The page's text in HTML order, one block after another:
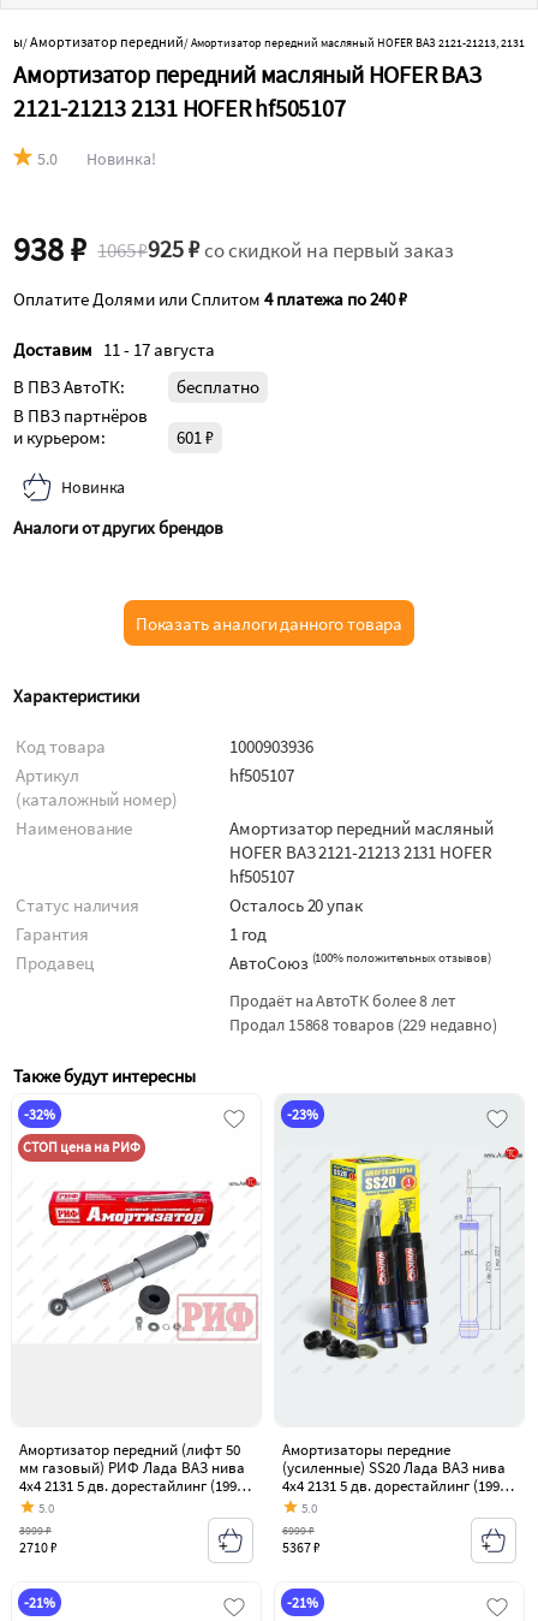
/Амортизатор передний/Амортизатор передний масляный HOFER ВАЗ 2121-21213, 2131
Амортизатор передний масляный HOFER ВАЗ
2121-21213 2131 HOFER hf505107
5.0 Новинка!
938 ₽ 1065 ₽925 ₽со скидкой на первый заказ
Оплатите Долями или Сплитом4 платежа по 240 ₽
Доставим 11 - 17 августа
В ПВЗ АвтоТК:
бесплатно
В ПВЗ партнёров
и курьером:
601 ₽
Новинка
Аналоги от других брендов
Показать аналоги данного товара
Характеристики
Код товара
1000903936
Артикул
(каталожный номер)
hf505107
Наименование
Амортизатор передний масляный
HOFER ВАЗ 2121-21213 2131 HOFER
hf505107
Статус наличия
Осталось 20 упак
Гарантия
1 год
Продавец
АвтоСоюз (100% положительных отзывов)
Продаёт на АвтоТК более 8 лет
Продал 15868 товаров (229 недавно)
Также будут интересны
-32%
СТОП цена на РИФ
Амортизатор передний (лифт 50
мм газовый) РИФ Лада ВАЗ нива
4х4 2131 5 дв. дорестайлинг (1993-
2019)
5.0
2710 ₽
3999 ₽
-23%
Амортизаторы передние
(усиленные) SS20 Лада ВАЗ нива
4х4 2131 5 дв. дорестайлинг (1993-
2019)
5.0
5367 ₽
6999 ₽
-21%
-21%